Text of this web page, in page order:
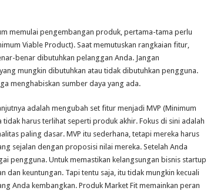
memulai pengembangan produk, pertama-tama perlu
Viable Product). Saat memutuskan rangkaian fitur,
benar dibutuhkan pelanggan Anda. Jangan
mungkin dibutuhkan atau tidak dibutuhkan pengguna.
menghabiskan sumber daya yang ada.
adalah mengubah set fitur menjadi MVP (Minimum
tidak harus terlihat seperti produk akhir. Fokus di sini adalah
paling dasar. MVP itu sederhana, tetapi mereka harus
sejalan dengan proposisi nilai mereka. Setelah Anda
pengguna. Untuk memastikan kelangsungan bisnis startup
dan keuntungan. Tapi tentu saja, itu tidak mungkin kecuali
Anda kembangkan. Produk Market Fit memainkan peran